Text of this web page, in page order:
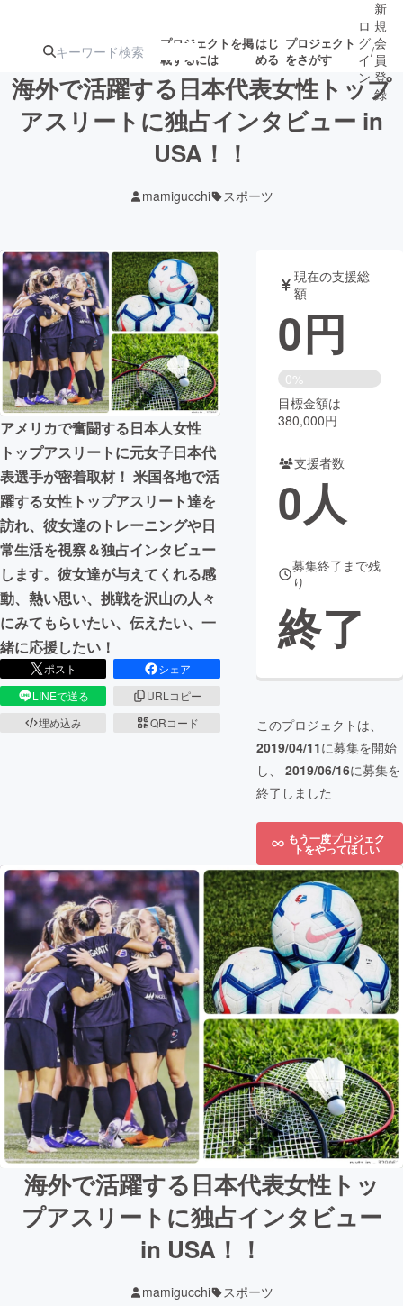
プロジェクトを掲
載するには
はじ
める
プロジェクト
をさがす
注目の新着プロ 募集終了が近いプ
テクノロジー・ガジェット
映像・映画 書籍・雑誌
ビジネス・起業 チャレンジ
まちづくり・地域活性化
CAMPFIRE for Social Good
CAMPFIRE Creation
CAMPFIREふるさと納税machi-ya コミュニティ
ロ
グ
イ
ン
/
新
規
会
員
登
録
海外で活躍する日本代表女性トップ
アスリートに独占インタビュー in
USA！！
mamigucchi スポーツ
アメリカで奮闘する日本人女性
トップアスリートに元女子日本代
表選手が密着取材！ 米国各地で活
躍する女性トップアスリート達を
訪れ、彼女達のトレーニングや日
常生活を視察＆独占インタビュー
します。彼女達が与えてくれる感
動、熱い思い、挑戦を沢山の人々
にみてもらいたい、伝えたい、一
緒に応援したい！
ポスト
シェア
LINEで送る
URLコピー
埋め込み
QRコード
現在の支援総
額
0円
0%
目標金額は
380,000円
支援者数
0人
募集終了まで残
り
終了
このプロジェクトは、
2019/04/11に募集を開始
し、 2019/06/16に募集を
終了しました
もう一度プロジェク
トをやってほしい
海外で活躍する日本代表女性トッ
プアスリートに独占インタビュー
in USA！！
mamigucchi スポーツ